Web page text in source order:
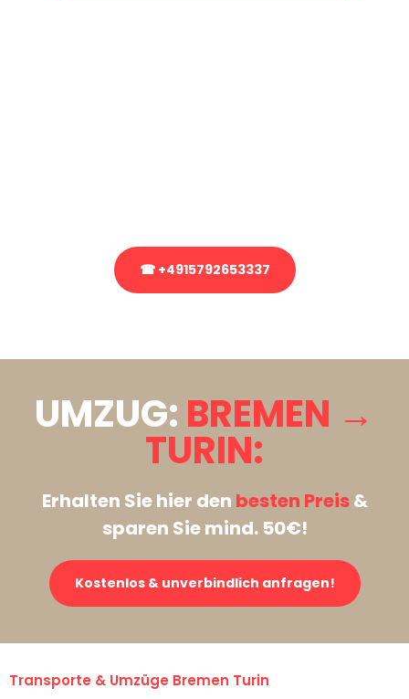
☎ +4915792653337
UMZUG: BREMEN →
TURIN:
Erhalten Sie hier den besten Preis&
sparen Sie mind. 50€!
Kostenlos & unverbindlich anfragen!
Transporte & Umzüge Bremen Turin